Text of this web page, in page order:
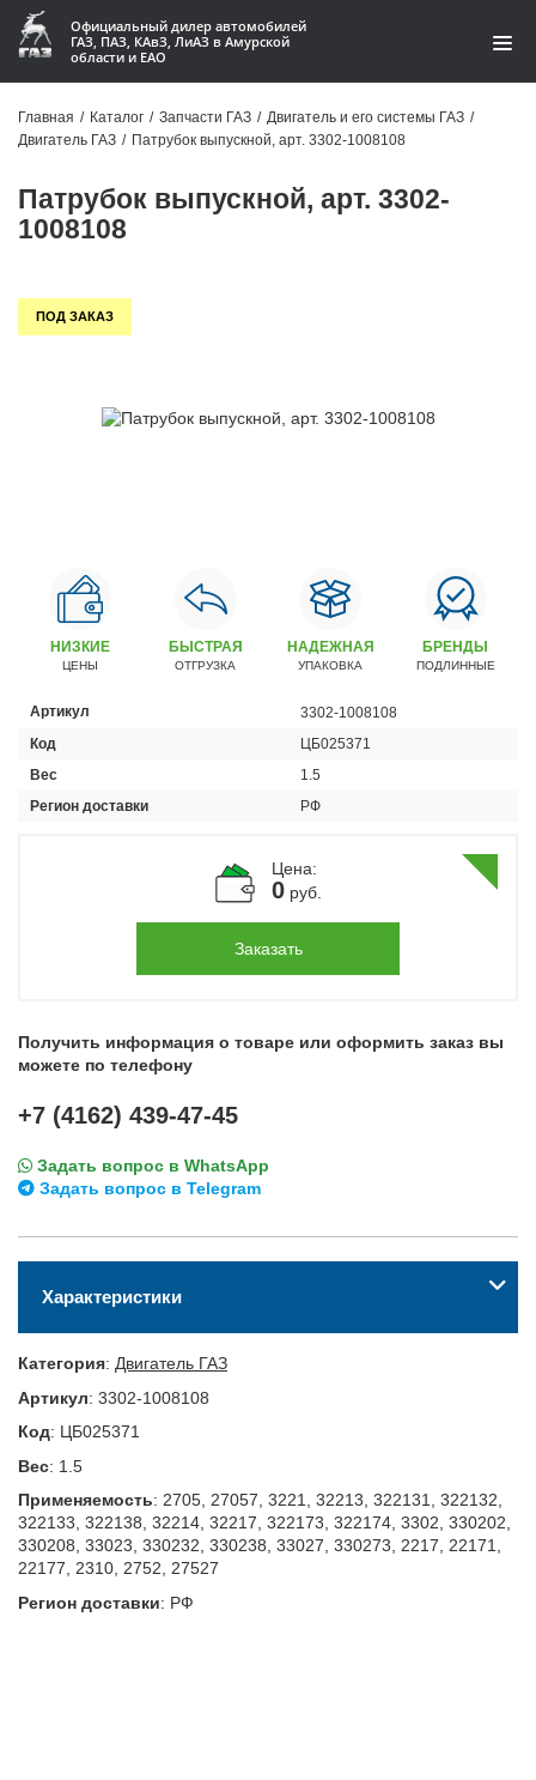
Официальный дилер автомобилей
ГАЗ, ПАЗ, КАвЗ, ЛиАЗ в Амурской
области и ЕАО
О компании
Доставка
+7 (4162) 22-95-09
+7 (4162) 22-95-79
+7 (4162) 22–95–69
График работы: ПН-ПТ с 8.30 до 18.00 (+6 по МСК)
Главная / Каталог / Запчасти ГАЗ / Двигатель и его системы ГАЗ /
Двигатель ГАЗ / Патрубок выпускной, арт. 3302-1008108
Патрубок выпускной, арт. 3302-
1008108
ПОД ЗАКАЗ
НИЗКИЕ
ЦЕНЫ
БЫСТРАЯ
ОТГРУЗКА
НАДЕЖНАЯ
УПАКОВКА
БРЕНДЫ
ПОДЛИННЫЕ
Артикул
3302-1008108
Код
ЦБ025371
Вес
1.5
Регион доставки
РФ
Цена:
0руб.
Заказать
Получить информация о товаре или оформить заказ вы
можете по телефону
+7 (4162) 439-47-45
Задать вопрос в WhatsApp
Задать вопрос в Telegram
Характеристики
Категория: Двигатель ГАЗ
Артикул: 3302-1008108
Код: ЦБ025371
Вес: 1.5
Применяемость: 2705, 27057, 3221, 32213, 322131, 322132,
322133, 322138, 32214, 32217, 322173, 322174, 3302, 330202,
330208, 33023, 330232, 330238, 33027, 330273, 2217, 22171,
22177, 2310, 2752, 27527
Регион доставки: РФ